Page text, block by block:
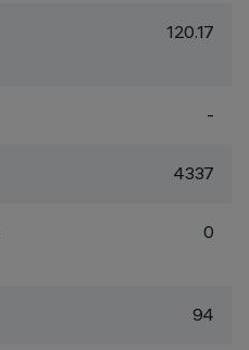
120.17
-
4337
0
94